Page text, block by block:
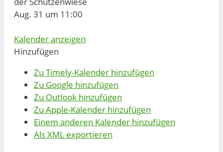
Aug. 31 um 11:00
Kalender anzeigen
Hinzufügen
Zu Timely-Kalender hinzufügen
Zu Google hinzufügen
Zu Outlook hinzufügen
Zu Apple-Kalender hinzufügen
Einem anderen Kalender hinzufügen
Als XML exportieren